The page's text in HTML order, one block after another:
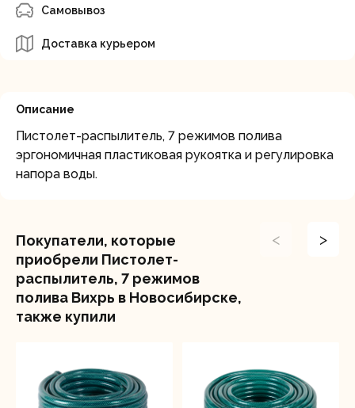
Самовывоз
Доставка курьером
Описание
Пистолет-распылитель, 7 режимов полива
эргономичная пластиковая рукоятка и регулировка
напора воды.
Покупатели, которые
приобрели Пистолет-
распылитель, 7 режимов
полива Вихрь в Новосибирске,
также купили
< >